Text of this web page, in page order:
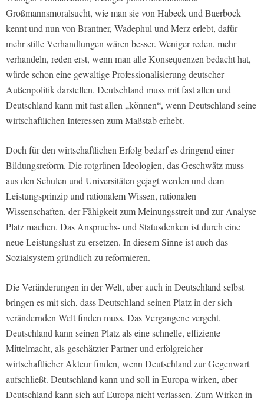
Großmannsmoralsucht, wie man sie von Habeck und Baerbock
kennt und nun von Brantner, Wadephul und Merz erlebt, dafür
mehr stille Verhandlungen wären besser. Weniger reden, mehr
verhandeln, reden erst, wenn man alle Konsequenzen bedacht hat,
würde schon eine gewaltige Professionalisierung deutscher
Außenpolitik darstellen. Deutschland muss mit fast allen und
Deutschland kann mit fast allen „können“, wenn Deutschland seine
wirtschaftlichen Interessen zum Maßstab erhebt.
Doch für den wirtschaftlichen Erfolg bedarf es dringend einer
Bildungsreform. Die rotgrünen Ideologien, das Geschwätz muss
aus den Schulen und Universitäten gejagt werden und dem
Leistungsprinzip und rationalem Wissen, rationalen
Wissenschaften, der Fähigkeit zum Meinungsstreit und zur Analyse
Platz machen. Das Anspruchs- und Statusdenken ist durch eine
neue Leistungslust zu ersetzen. In diesem Sinne ist auch das
Sozialsystem gründlich zu reformieren.
Die Veränderungen in der Welt, aber auch in Deutschland selbst
bringen es mit sich, dass Deutschland seinen Platz in der sich
verändernden Welt finden muss. Das Vergangene vergeht.
Deutschland kann seinen Platz als eine schnelle, effiziente
Mittelmacht, als geschätzter Partner und erfolgreicher
wirtschaftlicher Akteur finden, wenn Deutschland zur Gegenwart
aufschließt. Deutschland kann und soll in Europa wirken, aber
Deutschland kann sich auf Europa nicht verlassen. Zum Wirken in